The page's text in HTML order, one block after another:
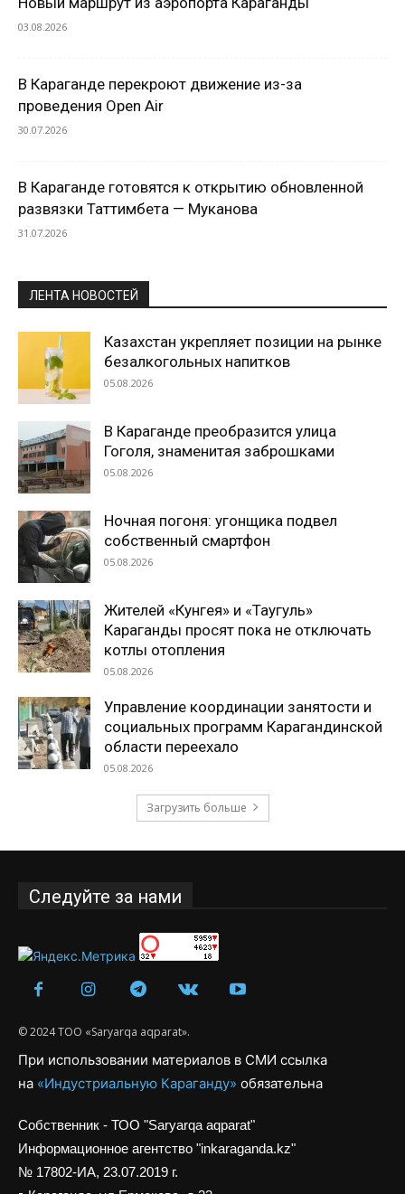
03.08.2026
В Караганде перекроют движение из-за
проведения Open Air
30.07.2026
В Караганде готовятся к открытию обновленной
развязки Таттимбета — Муканова
31.07.2026
ЛЕНТА НОВОСТЕЙ
Казахстан укрепляет позиции на рынке
безалкогольных напитков
05.08.2026
В Караганде преобразится улица
Гоголя, знаменитая заброшками
05.08.2026
Ночная погоня: угонщика подвел
собственный смартфон
05.08.2026
Жителей «Кунгея» и «Таугуль»
Караганды просят пока не отключать
котлы отопления
05.08.2026
Управление координации занятости и
социальных программ Карагандинской
области переехало
05.08.2026
Загрузить больше
Следуйте за нами
© 2024 ТОО «Saryarqa aqparat».
При использовании материалов в СМИ ссылка
на «Индустриальную Караганду» обязательна
Собственник - ТОО "Saryarqa aqparat"
Информационное агентство "inkaraganda.kz"
№ 17802-ИА, 23.07.2019 г.